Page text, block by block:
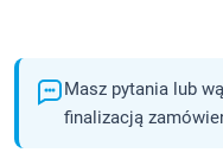
Masz pytania lub
finalizacją